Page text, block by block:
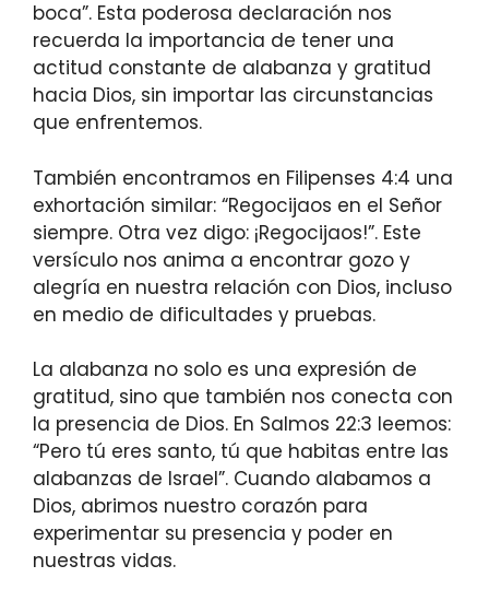
boca”. Esta poderosa declaración nos
recuerda la importancia de tener una
actitud constante de alabanza y gratitud
hacia Dios, sin importar las circunstancias
que enfrentemos.
También encontramos en Filipenses 4:4 una
exhortación similar: “Regocijaos en el Señor
siempre. Otra vez digo: ¡Regocijaos!”. Este
versículo nos anima a encontrar gozo y
alegría en nuestra relación con Dios, incluso
en medio de dificultades y pruebas.
La alabanza no solo es una expresión de
gratitud, sino que también nos conecta con
la presencia de Dios. En Salmos 22:3 leemos:
“Pero tú eres santo, tú que habitas entre las
alabanzas de Israel”. Cuando alabamos a
Dios, abrimos nuestro corazón para
experimentar su presencia y poder en
nuestras vidas.